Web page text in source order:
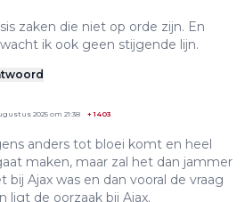
zaken die niet op orde zijn. En
ik ook geen stijgende lijn.
2025 om 21:38 +1403
anders tot bloei komt en heel
maken, maar zal het dan jammer
Ajax was en dan vooral de vraag
ligt de oorzaak bij Ajax.